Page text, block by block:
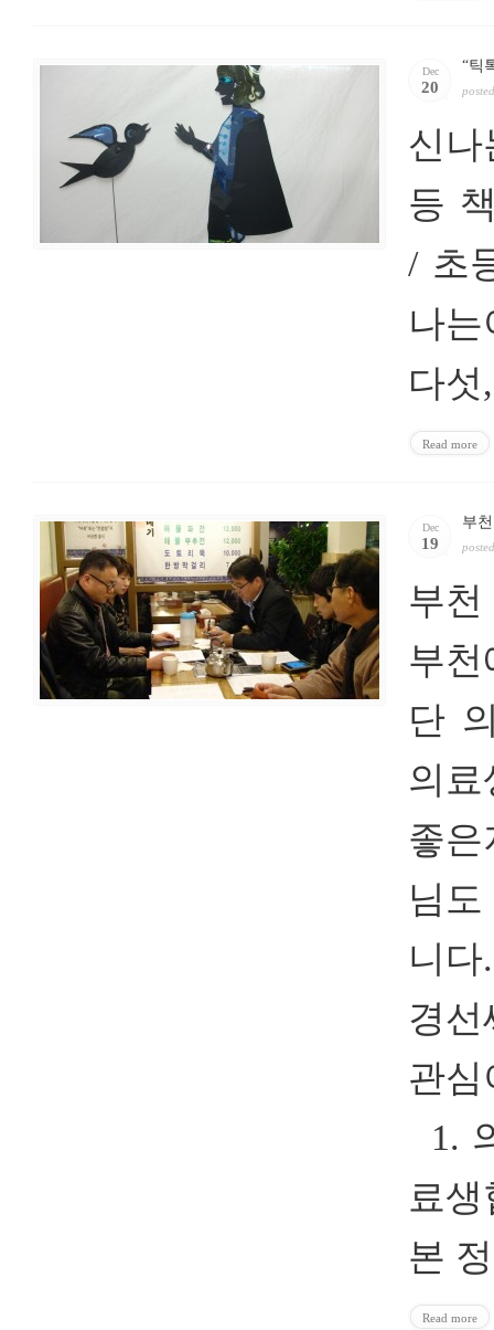
Dec
20
“틱
신나
등
/ 초
나
다
Read more
Dec
19
부
부
부
단
의
좋
님
니
경
관
1.
료
본
Read more